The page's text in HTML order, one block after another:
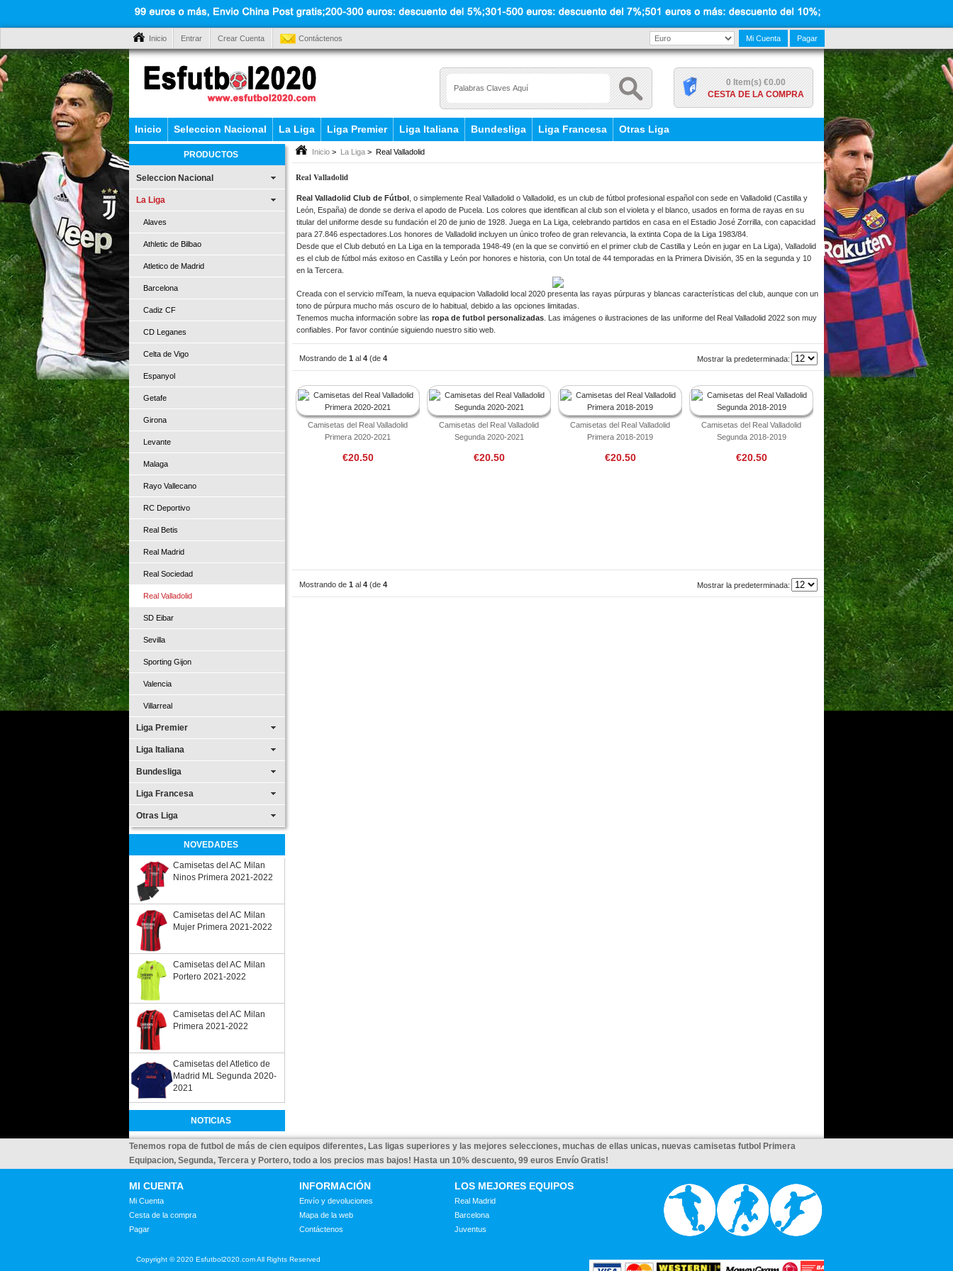
Inicio Entrar Crear Cuenta Contáctenos Pagar
Mi Cuenta
0 Item(s) €0.00
CESTA DE LA COMPRA
Inicio Seleccion Nacional La Liga Liga Premier Liga Italiana Bundesliga Liga Francesa Otras Liga
PRODUCTOS
Seleccion Nacional
La Liga
Alaves
Athletic de Bilbao
Atletico de Madrid
Barcelona
Cadiz CF
CD Leganes
Celta de Vigo
Espanyol
Getafe
Girona
Levante
Malaga
Rayo Vallecano
RC Deportivo
Real Betis
Real Madrid
Real Sociedad
Real Valladolid
SD Eibar
Sevilla
Sporting Gijon
Valencia
Villarreal
Liga Premier
Liga Italiana
Bundesliga
Liga Francesa
Otras Liga
NOVEDADES
Camisetas del AC Milan
Ninos Primera 2021-2022
Camisetas del AC Milan
Mujer Primera 2021-2022
Camisetas del AC Milan
Portero 2021-2022
Camisetas del AC Milan
Primera 2021-2022
Camisetas del Atletico de
Madrid ML Segunda 2020-
2021
NOTICIAS
Inicio > La Liga > Real Valladolid
Real Valladolid
Real Valladolid Club de Fútbol, o simplemente Real Valladolid o Valladolid, es un club de fútbol profesional español con sede en Valladolid (Castilla y
León, España) de donde se deriva el apodo de Pucela. Los colores que identifican al club son el violeta y el blanco, usados en forma de rayas en su
titular del uniforme desde su fundación el 20 de junio de 1928. Juega en La Liga, celebrando partidos en casa en el Estadio José Zorrilla, con capacidad
para 27.846 espectadores.Los honores de Valladolid incluyen un único trofeo de gran relevancia, la extinta Copa de la Liga 1983/84.
Desde que el Club debutó en La Liga en la temporada 1948-49 (en la que se convirtió en el primer club de Castilla y León en jugar en La Liga), Valladolid
es el club de fútbol más exitoso en Castilla y León por honores e historia, con Un total de 44 temporadas en la Primera División, 35 en la segunda y 10
en la Tercera.
Creada con el servicio miTeam, la nueva equipacion Valladolid local 2020 presenta las rayas púrpuras y blancas características del club, aunque con un
tono de púrpura mucho más oscuro de lo habitual, debido a las opciones limitadas.
Tenemos mucha información sobre las ropa de futbol personalizadas. Las imágenes o ilustraciones de las uniforme del Real Valladolid 2022 son muy
confiables. Por favor continúe siguiendo nuestro sitio web.
Mostrando de1 al4 (de4
productos)
Mostrar la predeterminada:
Camisetas del Real Valladolid
Primera 2020-2021
€20.50
Camisetas del Real Valladolid
Segunda 2020-2021
€20.50
Camisetas del Real Valladolid
Primera 2018-2019
€20.50
Camisetas del Real Valladolid
Segunda 2018-2019
€20.50
Mostrando de1 al4 (de4
productos)
Mostrar la predeterminada:
Tenemos ropa de futbol de más de cien equipos diferentes, Las ligas superiores y las mejores selecciones, muchas de ellas unicas, nuevas camisetas futbol Primera
Equipacion, Segunda, Tercera y Portero, todo a los precios mas bajos! Hasta un 10% descuento, 99 euros Envío Gratis!
MI CUENTA
Mi Cuenta
Cesta de la compra
Pagar
INFORMACIÓN
Envío y devoluciones
Mapa de la web
Contáctenos
LOS MEJORES EQUIPOS
Real Madrid
Barcelona
Juventus
Copyright © 2020 Esfutbol2020.com All Rights Reserved